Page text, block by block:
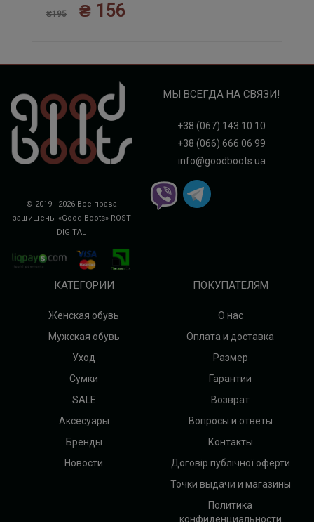
₴195 ₴ 156
© 2019 - 2026 Все права
защищены «Good Boots» ROST
DIGITAL
МЫ ВСЕГДА НА СВЯЗИ!
+38 (067) 143 10 10
+38 (066) 666 06 99
info@goodboots.ua
КАТЕГОРИИ
Женская обувь
Мужская обувь
Уход
Сумки
SALE
Аксесуары
Бренды
Новости
ПОКУПАТЕЛЯМ
О нас
Оплата и доставка
Размер
Гарантии
Возврат
Вопросы и ответы
Контакты
Договір публічної оферти
Точки выдачи и магазины
Политика
конфиденциальности